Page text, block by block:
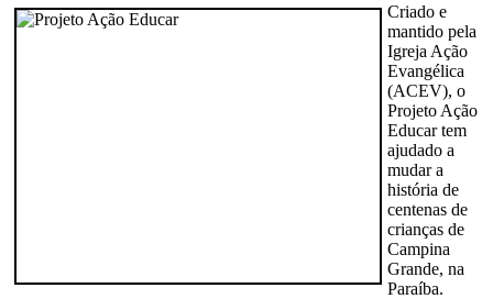
Criado e
mantido pela
Igreja Ação
Evangélica
(ACEV), o
Projeto Ação
Educar tem
ajudado a
mudar a
história de
centenas de
crianças de
Campina
Grande, na
Paraíba.